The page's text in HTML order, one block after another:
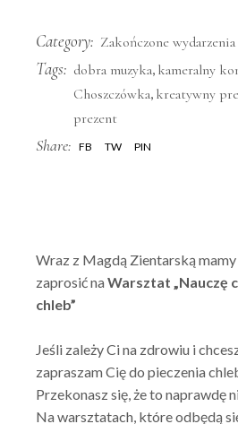
Category: Zakończone wydarzenia
Tags: dobra muzyka, kameralny
Choszczówka, kreatywny
prezent
Share: FB TW PIN
Wraz z Magdą Zientarską
zaprosić naWarsztat „Nauczę
chleb”
Jeśli zależy Ci na zdrowiu i
zapraszam Cię do pieczenia
Przekonasz się, że to naprawdę
Na warsztatach, które odbędą